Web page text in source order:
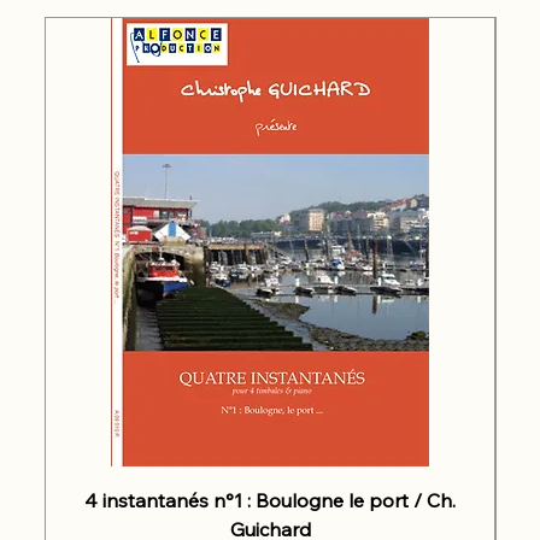
4 instantanés n°1 : Boulogne le port / Ch.
Guichard